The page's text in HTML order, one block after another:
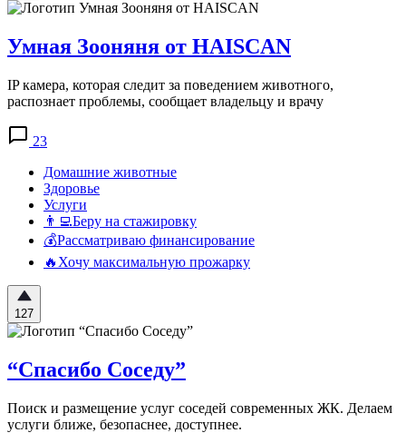
Умная Зооняня от HAISCAN
IP камера, которая следит за поведением животного,
распознает проблемы, сообщает владельцу и врачу
23
Домашние животные
Здоровье
Услуги
👨‍💻Беру на стажировку
💰Рассматриваю финансирование
🔥Хочу максимальную прожарку
127
“Спасибо Соседу”
Поиск и размещение услуг соседей современных ЖК. Делаем
услуги ближе, безопаснее, доступнее.